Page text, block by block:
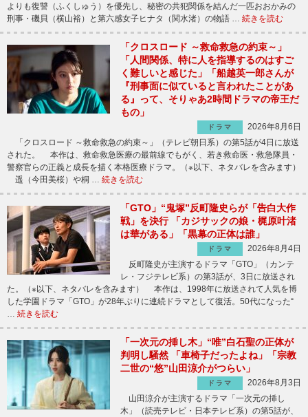
よりも復讐（ふくしゅう）を優先し、秘密の共犯関係を結んだ一匹おおかみの
刑事・磯貝（横山裕）と第六感女子ヒナタ（関水渚）の物語 … 続きを読む
「クロスロード ～救命救急の約束～」
「人間関係、特に人を指導するのはすご
く難しいと感じた」「船越英一郎さんが
『刑事面に似ていると言われたことがあ
る』って、そりゃあ2時間ドラマの帝王だ
もの」
ドラマ
2026年8月6日
「クロスロード ～救命救急の約束～」（テレビ朝日系）の第5話が4日に放送
された。 本作は、救命救急医療の最前線でもがく、若き救命医・救急隊員・
警察官らの正義と成長を描く本格医療ドラマ。（※以下、ネタバレを含みます）
遥（今田美桜）や桐 … 続きを読む
「GTO」“鬼塚”反町隆史らが「告白大作
戦」を決行 「カジサックの娘・梶原叶渚
は華がある」「黒幕の正体は誰」
ドラマ
2026年8月4日
反町隆史が主演するドラマ「GTO」（カンテ
レ・フジテレビ系）の第3話が、3日に放送され
た。（※以下、ネタバレを含みます） 本作は、1998年に放送されて人気を博
した学園ドラマ「GTO」が28年ぶりに連続ドラマとして復活。50代になった“
続きを読む
「一次元の挿し木」“唯”白石聖の正体が
判明し騒然 「車椅子だったよね」「宗教
二世の“悠”山田涼介がつらい」
ドラマ
2026年8月3日
山田涼介が主演するドラマ「一次元の挿し
木」（読売テレビ・日本テレビ系）の第5話が、